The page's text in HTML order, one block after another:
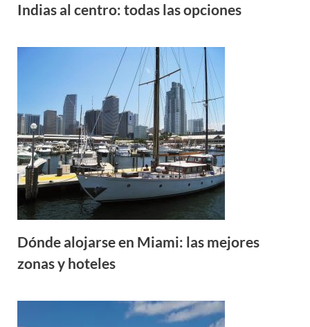
Indias al centro: todas las opciones
Dónde alojarse en Miami: las mejores
zonas y hoteles